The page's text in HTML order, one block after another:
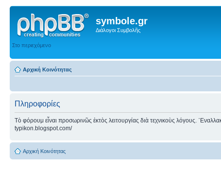
symbole.gr
Διάλογοι Συμβολῆς
Στο περιεχόμενο
Αρχική Κοινότητας
Πληροφορίες
Τὸ φόρουμ εἶναι προσωρινῶς ἐκτὸς λειτουργίας διὰ τεχνικοὺς λόγους.
typikon.blogspot.com/
Αρχική Κοινότητας